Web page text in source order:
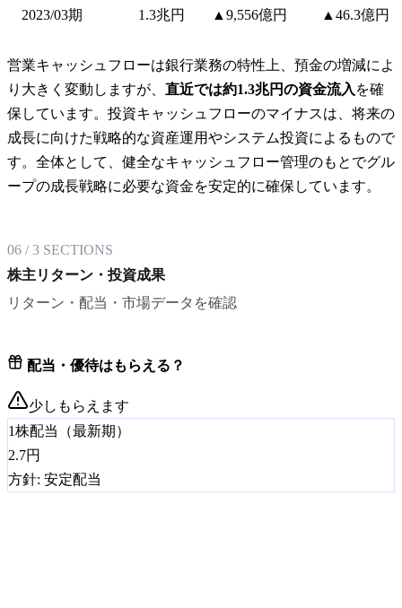
2023/03期 1.3兆円 ▲9,556億円 ▲46.3億円
営業キャッシュフローは銀行業務の特性上、預金の増減によ
り大きく変動しますが、 直近では約1.3兆円の資金流入 を確
保しています。投資キャッシュフローのマイナスは、将来の
成長に向けた戦略的な資産運用やシステム投資によるもので
す。全体として、健全なキャッシュフロー管理のもとでグル
ープの成長戦略に必要な資金を安定的に確保しています。
06 /3 SECTIONS
株主リターン・投資成果
リターン・配当・市場データを確認
配当・優待はもらえる？
少しもらえます
1株配当（最新期）
2.7円
方針: 安定配当